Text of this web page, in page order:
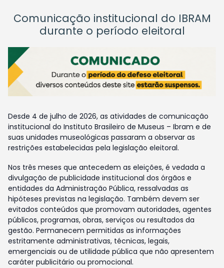
Comunicação institucional do IBRAM
durante o período eleitoral
Desde 4 de julho de 2026, as atividades de comunicação
institucional do Instituto Brasileiro de Museus – Ibram e de
suas unidades museológicas passaram a observar as
restrições estabelecidas pela legislação eleitoral.
Nos três meses que antecedem as eleições, é vedada a
divulgação de publicidade institucional dos órgãos e
entidades da Administração Pública, ressalvadas as
hipóteses previstas na legislação. Também devem ser
evitados conteúdos que promovam autoridades, agentes
públicos, programas, obras, serviços ou resultados da
gestão. Permanecem permitidas as informações
estritamente administrativas, técnicas, legais,
emergenciais ou de utilidade pública que não apresentem
caráter publicitário ou promocional.